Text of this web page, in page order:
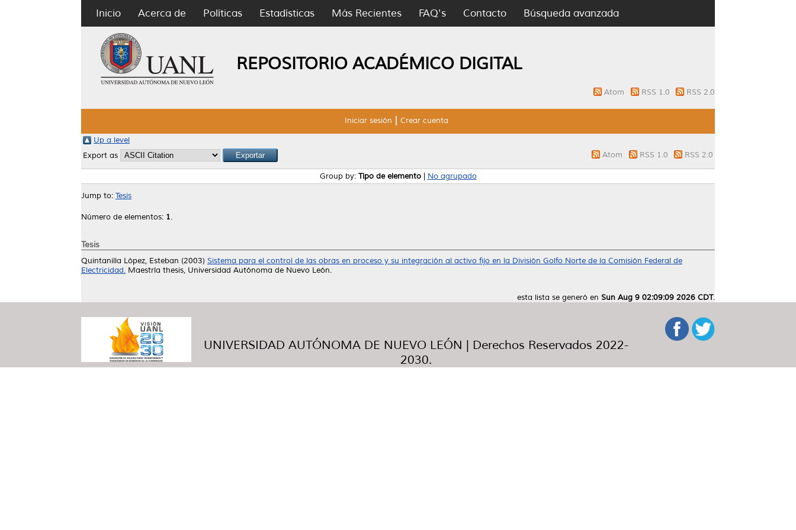
Inicio Acerca de Políticas Estadísticas Más Recientes FAQ's Contacto Búsqueda avanzada
REPOSITORIO ACADÉMICO DIGITAL
Atom RSS 1.0 RSS 2.0
Iniciar sesión Crear cuenta
Up a level
Export as
Atom RSS 1.0 RSS 2.0
Group by: Tipo de elemento| No agrupado
Jump to: Tesis
Número de elementos: 1.
Tesis
Quintanilla López, Esteban (2003) Sistema para el control de las obras en proceso y su integración al activo fijo en la División Golfo Norte de la Comisión Federal de
Electricidad. Maestría thesis, Universidad Autónoma de Nuevo León.
esta lista se generó en Sun Aug 9 02:09:09 2026 CDT.
UNIVERSIDAD AUTÓNOMA DE NUEVO LEÓN | Derechos Reservados 2022-
2030.